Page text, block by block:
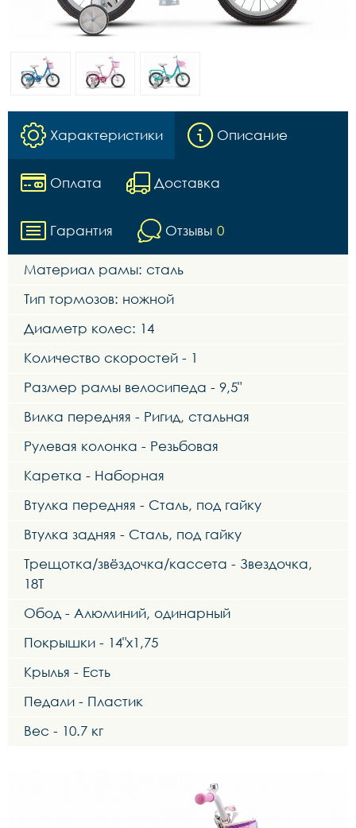
Характеристики Описание
Оплата Доставка
Гарантия Отзывы 0
Материал рамы: сталь
Тип тормозов: ножной
Диаметр колес: 14
Количество скоростей - 1
Размер рамы велосипеда - 9,5"
Вилка передняя - Ригид, стальная
Рулевая колонка - Резьбовая
Каретка - Наборная
Втулка передняя - Сталь, под гайку
Втулка задняя - Сталь, под гайку
Трещотка/звёздочка/кассета - Звездочка,
18Т
Обод - Алюминий, одинарный
Покрышки - 14"х1,75
Крылья - Есть
Педали - Пластик
Вес - 10.7 кг